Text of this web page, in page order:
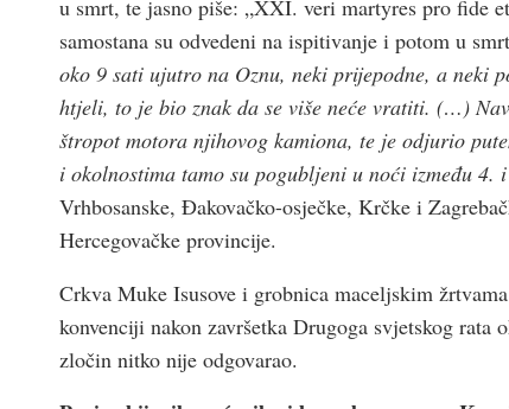
u smrt, te jasno piše: „XXI. veri martyres pro fide
samostana su odvedeni na ispitivanje i potom u
oko 9 sati ujutro na Oznu, neki prijepodne, a neki
htjeli, to je bio znak da se više neće vratiti. (…)
štropot motora njihovog kamiona, te je odjurio
i okolnostima tamo su pogubljeni u noći između 4.
Vrhbosanske, Đakovačko-osječke, Krčke i
Hercegovačke provincije.
Crkva Muke Isusove i grobnica maceljskim
konvenciji nakon završetka Drugoga svjetskog
zločin nitko nije odgovarao.